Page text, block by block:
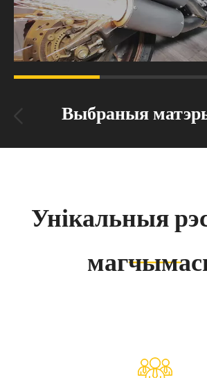
Выбраныя
Унікальныя